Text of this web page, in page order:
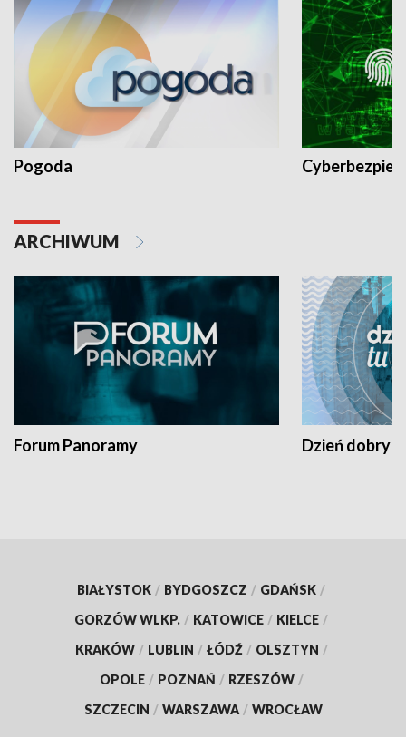
Pogoda
ARCHIWUM
Forum Panoramy Dzień dobry
BIAŁYSTOK / BYDGOSZCZ / GDAŃSK /
GORZÓW WLKP. / KATOWICE / KIELCE /
KRAKÓW / LUBLIN / ŁÓDŹ / OLSZTYN /
OPOLE / POZNAŃ / RZESZÓW /
SZCZECIN / WARSZAWA / WROCŁAW